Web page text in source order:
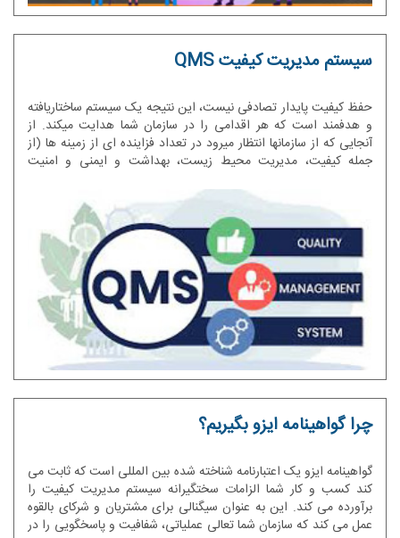
سیستم مدیریت کیفیت QMS
حفظ کیفیت پایدار تصادفی نیست، این نتیجه یک سیستم ساختاریافته
و هدفمند است که هر اقدامی را در سازمان شما هدایت میکند. از
آنجایی که از سازمانها انتظار میرود در تعداد فزاینده ای از زمینه ها (از
جمله کیفیت، مدیریت محیط زیست، بهداشت و ایمنی و امنیت
میتواند چنین مزایایی را برایتان داشته باشد و همچنین از توانایی شما
برای برنده شدن در قراردادها در بخش های دولتی و خصوصی
پشتیبانی کند. سیستم مدیریت کیفیت QMS یک روش شناخته شده
جهانی برای اطمینان بخشیدن به مشتریان بالقوه است که میتوانید به
اهداف و مقاصد آنها برسید.
چرا گواهینامه ایزو بگیریم؟
گواهینامه ایزو یک اعتبارنامه شناخته شده بین المللی است که ثابت می
کند کسب و کار شما الزامات سختگیرانه سیستم مدیریت کیفیت را
برآورده می کند. این به عنوان سیگنالی برای مشتریان و شرکای بالقوه
عمل می کند که سازمان شما تعالی عملیاتی، شفافیت و پاسخگویی را در